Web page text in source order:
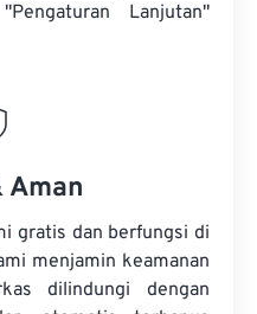
Lanjutan"
Aman
gratis dan berfungsi di
menjamin keamanan
dilindungi dengan